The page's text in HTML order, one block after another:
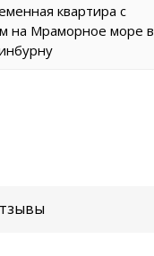
квартира с
на Мраморное море в